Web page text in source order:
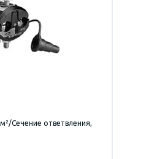
Сечение ответвления,